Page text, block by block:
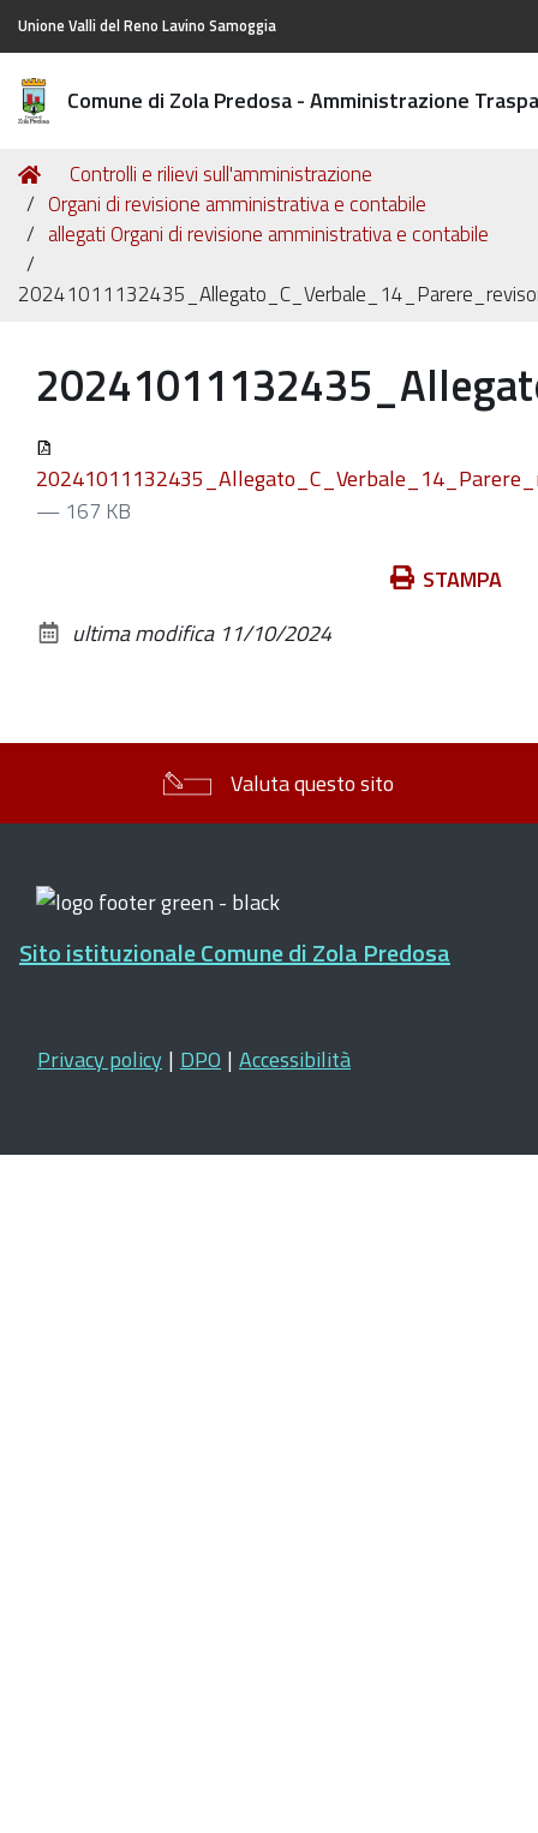
Unione Valli del Reno Lavino Samoggia
Comune di Zola Predosa - Amministrazione
Tu
sei
qui:
Home
Controlli e rilievi sull'amministrazione
Organi di revisione amministrativa e contabile
allegati Organi di revisione amministrativa e contabile
— 167 KB
documento
STAMPA
ultima modifica 11/10/2024
Valuta questo sito
Sito istituzionale Comune di Zola Predosa
Privacy policy | DPO | Accessibilità